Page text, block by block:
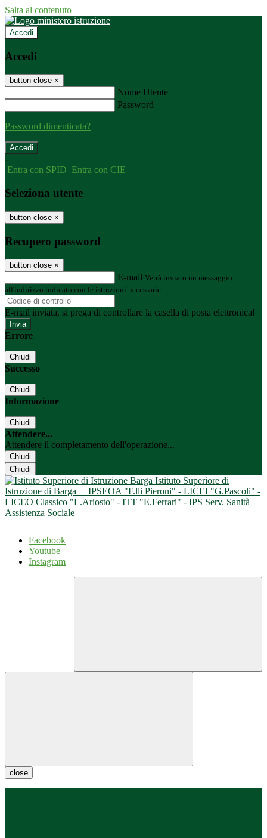
Salta al contenuto
Accedi
Accedi
button close ×
Nome Utente
Password
Password dimenticata?
-
Entra con SPID Entra con CIE
Seleziona utente
button close ×
Recupero password
button close ×
E-mail Verrà inviato un messaggio
all'indirizzo indicato con le istruzioni necessarie.
E-mail inviata, si prega di controllare la casella di posta elettronica!
Errore
Chiudi
Successo
Chiudi
Informazione
Chiudi
Attendere...
Attendere il completamento dell'operazione...
Chiudi
Chiudi
Istituto Superiore di
Istruzione di Barga
IPSEOA "F.lli Pieroni" - LICEI "G.Pascoli" -
LICEO Classico "L.Ariosto" - ITT "E.Ferrari" - IPS Serv. Sanità
Assistenza Sociale
Facebook
Youtube
Instagram
close